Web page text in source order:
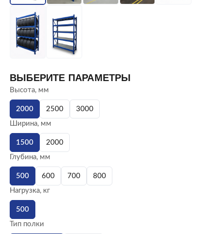
ВЫБЕРИТЕ ПАРАМЕТРЫ
Высота, мм
2000 2500
3000
Ширина, мм
1500
2000
Глубина, мм
500 600 700
800
Нагрузка, кг
500
Тип полки